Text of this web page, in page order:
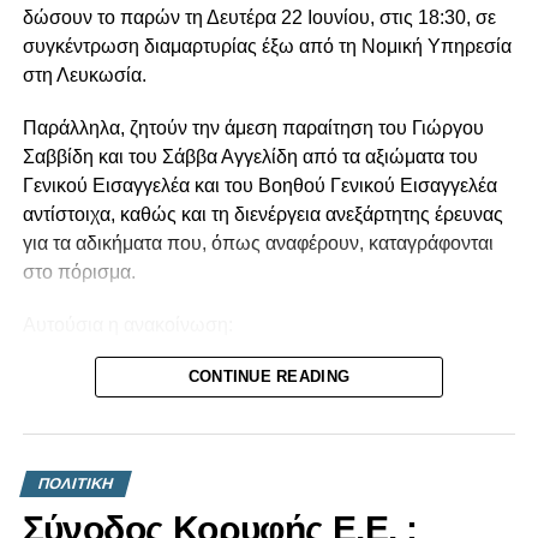
δώσουν το παρών τη Δευτέρα 22 Ιουνίου, στις 18:30, σε
συγκέντρωση διαμαρτυρίας έξω από τη Νομική Υπηρεσία
στη Λευκωσία.
Παράλληλα, ζητούν την άμεση παραίτηση του Γιώργου
Σαββίδη και του Σάββα Αγγελίδη από τα αξιώματα του
Γενικού Εισαγγελέα και του Βοηθού Γενικού Εισαγγελέα
αντίστοιχα, καθώς και τη διενέργεια ανεξάρτητης έρευνας
για τα αδικήματα που, όπως αναφέρουν, καταγράφονται
στο πόρισμα.
Το Πόρισμα της Αρχής Κατά της Διαφθοράς για το βιβλίο
βιώνει από το σύστημα εξουσίας Αναστασιάδη. Την
Αναστασιάδη-ΔΗΣΥ αλλά και τις πρακτικές συγκάλυψης
της διαφθοράς. Τα αδικήματα για τα οποία ελέγχεται ο
CONTINUE READING
ΠΟΛΙΤΙΚΗ
Σύνοδος Κορυφής Ε.Ε. :